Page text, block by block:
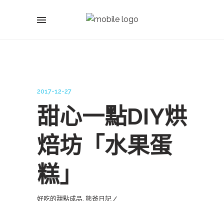
2017-12-27
甜心一點DIY烘
焙坊「水果蛋
糕」
好吃的甜點成品, 熊爸日記